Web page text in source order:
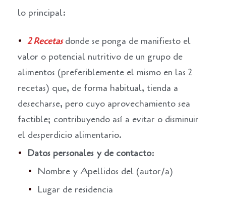
lo principal:
2 Recetasdonde se ponga de manifiesto el
valor o potencial nutritivo de un grupo de
alimentos (preferiblemente el mismo en las 2
recetas) que, de forma habitual, tienda a
desecharse, pero cuyo aprovechamiento sea
factible; contribuyendo así a evitar o disminuir
el desperdicio alimentario.
Datos personales y de contacto:
Nombre y Apellidos del (autor/a)
Lugar de residencia